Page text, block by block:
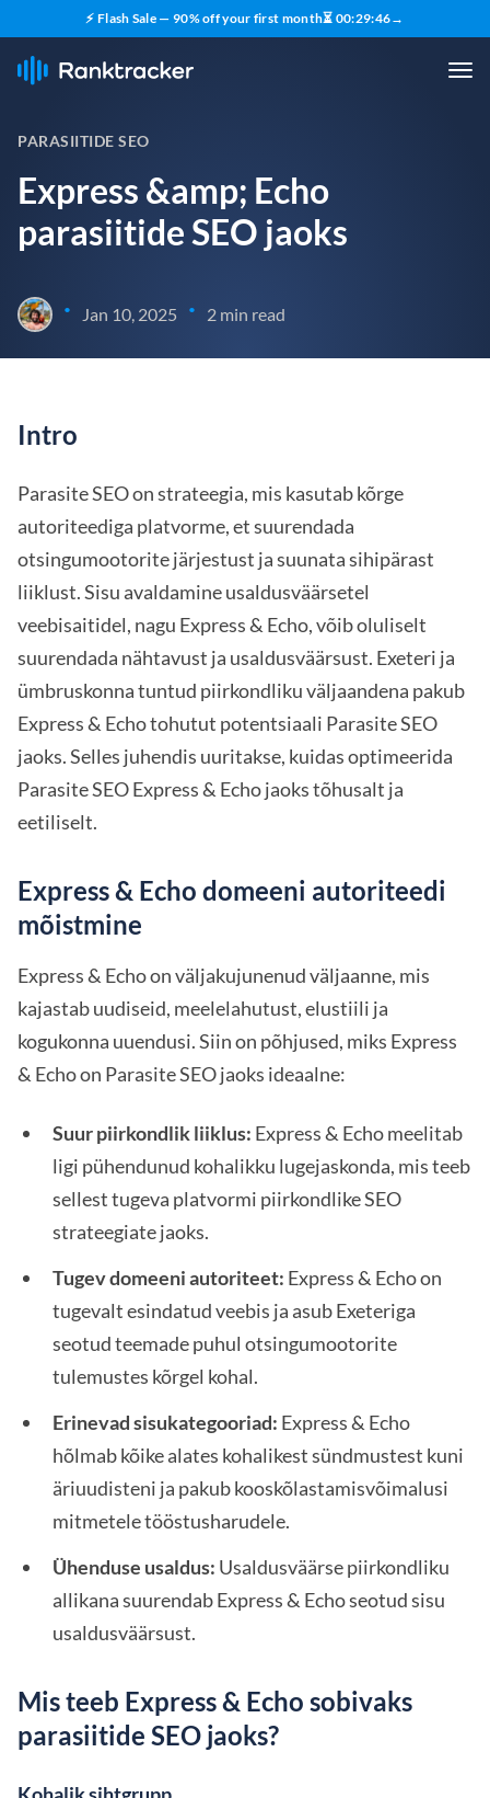
⚡ Flash Sale — 90% off your first month⏳ 00:29:45→
PARASIITIDE SEO
Express &amp; Echo
parasiitide SEO jaoks
• Jan 10, 2025 • 2 min read
Intro
Parasite SEO on strateegia, mis kasutab kõrge
autoriteediga platvorme, et suurendada
otsingumootorite järjestust ja suunata sihipärast
liiklust. Sisu avaldamine usaldusväärsetel
veebisaitidel, nagu Express & Echo, võib oluliselt
suurendada nähtavust ja usaldusväärsust. Exeteri ja
ümbruskonna tuntud piirkondliku väljaandena pakub
Express & Echo tohutut potentsiaali Parasite SEO
jaoks. Selles juhendis uuritakse, kuidas optimeerida
Parasite SEO Express & Echo jaoks tõhusalt ja
eetiliselt.
Express & Echo domeeni autoriteedi
mõistmine
Express & Echo on väljakujunenud väljaanne, mis
kajastab uudiseid, meelelahutust, elustiili ja
kogukonna uuendusi. Siin on põhjused, miks Express
& Echo on Parasite SEO jaoks ideaalne:
Suur piirkondlik liiklus: Express & Echo meelitab
ligi pühendunud kohalikku lugejaskonda, mis teeb
sellest tugeva platvormi piirkondlike SEO
strateegiate jaoks.
Tugev domeeni autoriteet: Express & Echo on
tugevalt esindatud veebis ja asub Exeteriga
seotud teemade puhul otsingumootorite
tulemustes kõrgel kohal.
Erinevad sisukategooriad: Express & Echo
hõlmab kõike alates kohalikest sündmustest kuni
äriuudisteni ja pakub kooskõlastamisvõimalusi
mitmetele tööstusharudele.
Ühenduse usaldus: Usaldusväärse piirkondliku
allikana suurendab Express & Echo seotud sisu
usaldusväärsust.
Mis teeb Express & Echo sobivaks
parasiitide SEO jaoks?